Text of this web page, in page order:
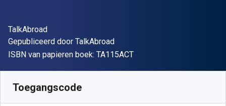
Auteur(s)
TalkAbroad
Uitgever
Gepubliceerd door TalkAbroad
ISBN van papieren boek: TA115ACT"ISBN-13 TA115ACT"
Toegangscode